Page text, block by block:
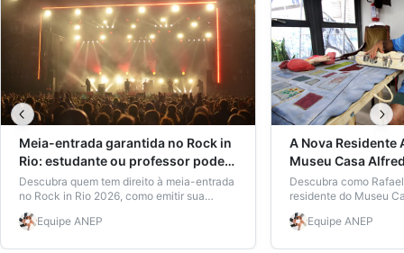
Meia-entrada garantida no Rock in
Rio: estudante ou professor pode
mesmo pagar metade?
Descubra quem tem direito à meia-entrada
no Rock in Rio 2026, como emitir sua
carteira de estudante ou professor ANEP
em minutos e garantir desconto real nos
Equipe ANEP
A Nova Residente
Museu Casa
Rafael Codognoto
Contribuições
Artística
Descubra como
residente do Museu
Andersen, impacta a
Brasil.Equipe ANEP